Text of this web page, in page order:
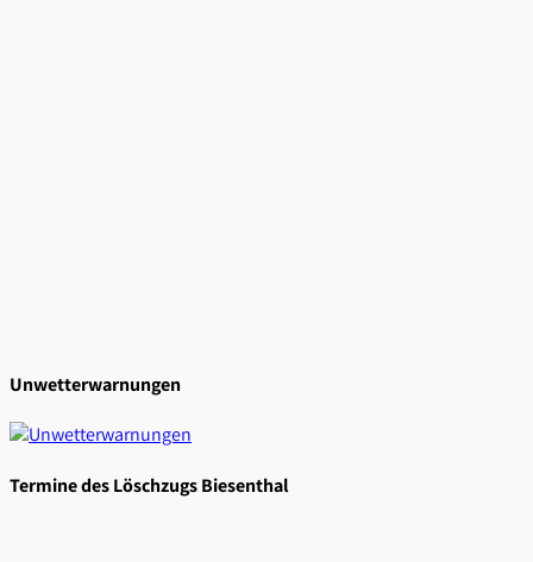
Unwetterwarnungen
Termine des Löschzugs Biesenthal